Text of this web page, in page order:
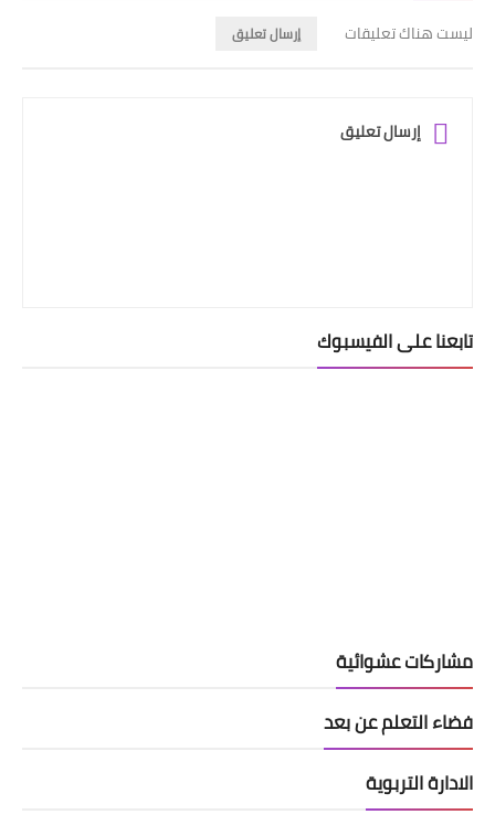
ليست هناك تعليقات إرسال تعليق
إرسال تعليق
تابعنا على الفيسبوك
مشاركات عشوائية
فضاء التعلم عن بعد
الادارة التربوية